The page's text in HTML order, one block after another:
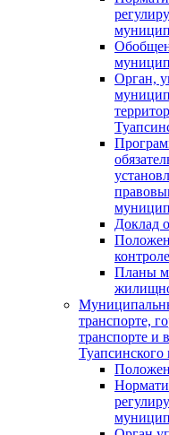
Орган,
Доклад
контроле
Планы
транспорте,
транспорте и